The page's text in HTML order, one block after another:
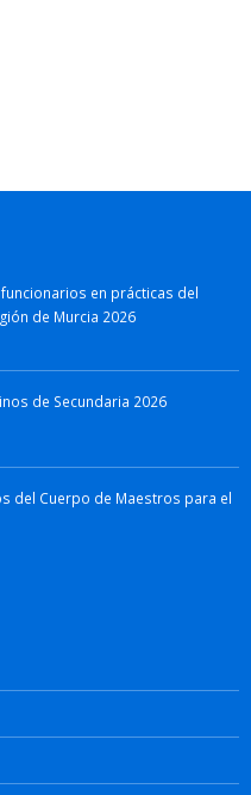
en prácticas del
de Murcia 2026
de Secundaria 2026
del Cuerpo de Maestros para el